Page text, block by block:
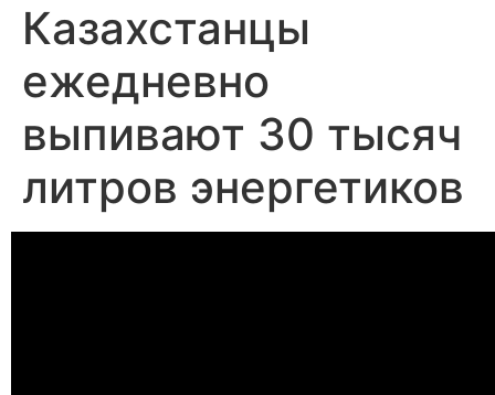
Казахстанцы
ежедневно
выпивают 30 тысяч
литров энергетиков